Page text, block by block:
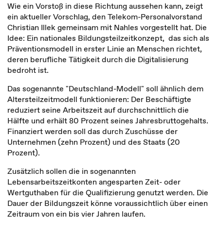
Wie ein Vorstoß in diese Richtung aussehen kann, zeigt
ein aktueller Vorschlag, den Telekom-Personalvorstand
Christian Illek gemeinsam mit Nahles vorgestellt hat. Die
Idee: Ein nationales Bildungsteilzeitkonzept, das sich als
Präventionsmodell in erster Linie an Menschen richtet,
deren berufliche Tätigkeit durch die Digitalisierung
bedroht ist.
Das sogenannte "Deutschland-Modell" soll ähnlich dem
Altersteilzeitmodell funktionieren: Der Beschäftigte
reduziert seine Arbeitszeit auf durchschnittlich die
Hälfte und erhält 80 Prozent seines Jahresbruttogehalts.
Finanziert werden soll das durch Zuschüsse der
Unternehmen (zehn Prozent) und des Staats (20
Prozent).
Zusätzlich sollen die in sogenannten
Lebensarbeitszeitkonten angesparten Zeit- oder
Wertguthaben für die Qualifizierung genutzt werden. Die
Dauer der Bildungszeit könne voraussichtlich über einen
Zeitraum von ein bis vier Jahren laufen.